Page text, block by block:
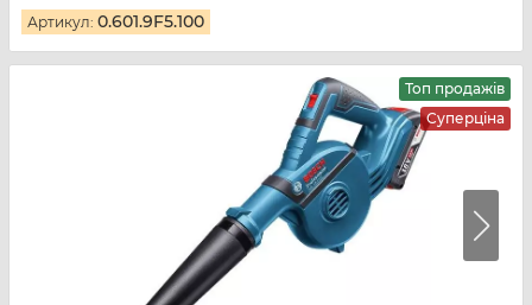
Артикул: 0.601.9F5.100
Топ продажів
Суперціна